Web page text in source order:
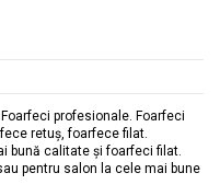
profesionale. Foarfeci
retuș, foarfece filat.
bună calitate și foarfeci filat.
pentru salon la cele mai bune